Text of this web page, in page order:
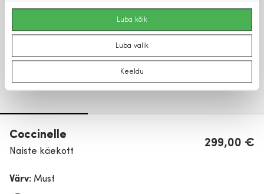
Luba kõik
Luba valik
Keeldu
Coccinelle
Naiste käekott
299,00 €
Värv: Must